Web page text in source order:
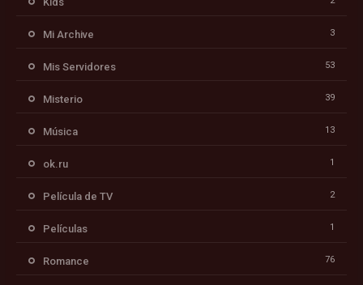
Mi Archive 3
Mis Servidores 53
Misterio 39
Música 13
ok.ru 1
Película de TV 2
Películas 1
Romance 76